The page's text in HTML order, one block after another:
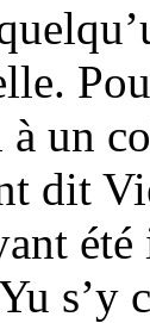
un
dit
s’y